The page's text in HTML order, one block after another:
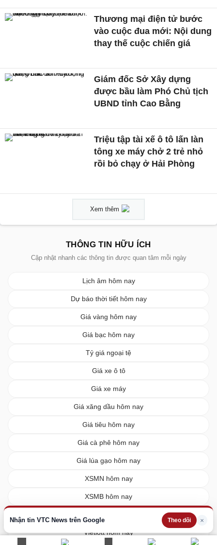
Nhận tin VTC News trên Google Theo dõi ×
Thương mại điện tử bước
vào cuộc đua mới: Nội dung
thay thế cuộc chiến giá
Giám đốc Sở Xây dựng
được bầu làm Phó Chủ tịch
UBND tỉnh Cao Bằng
Triệu tập tài xế ô tô lấn làn
tông xe máy chở 2 trẻ nhỏ
rồi bỏ chạy ở Hải Phòng
Xem thêm
THÔNG TIN HỮU ÍCH
Cập nhật nhanh các thông tin được quan tâm mỗi ngày
Lịch âm hôm nay
Dự báo thời tiết hôm nay
Giá vàng hôm nay
Giá bạc hôm nay
Tỷ giá ngoại tệ
Giá xe ô tô
Giá xe máy
Giá xăng dầu hôm nay
Giá tiêu hôm nay
Giá cà phê hôm nay
Giá lúa gạo hôm nay
XSMN hôm nay
XSMB hôm nay
Vietlott hôm nay